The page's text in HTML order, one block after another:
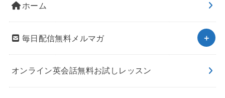
ホーム
毎日配信無料メルマガ
オンライン英会話無料お試しレッスン